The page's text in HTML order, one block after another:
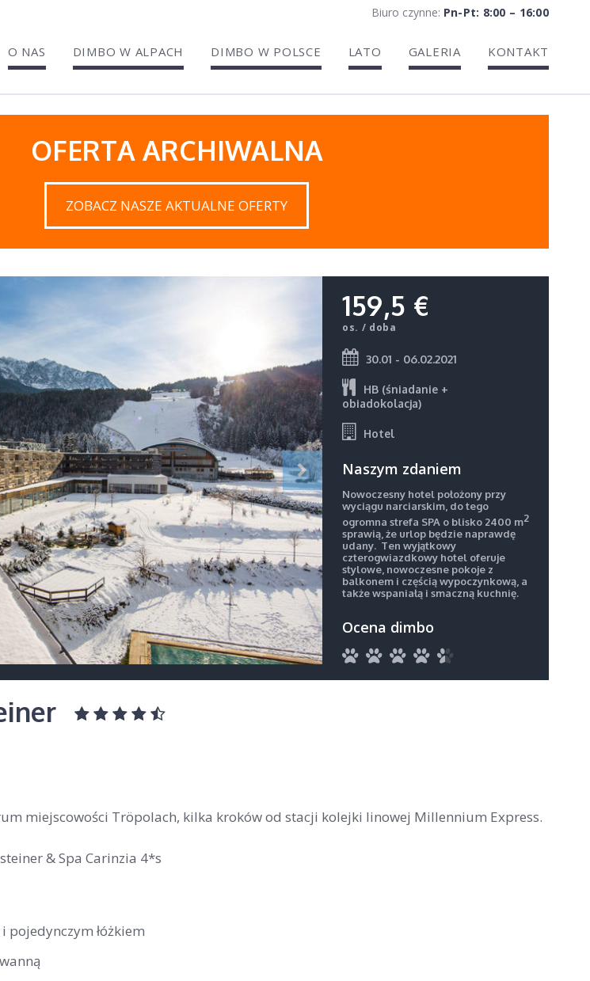
Biuro czynne: Pn-Pt: 8:00 – 16:00
O NAS DIMBO W ALPACH DIMBO W POLSCE LATO GALERIA KONTAKT
OFERTA ARCHIWALNA
ZOBACZ NASZE AKTUALNE OFERTY
159,5 €
os. / doba
30.01 - 06.02.2021
HB (śniadanie +
obiadokolacja)
Hotel
Naszym zdaniem
Nowoczesny hotel położony przy
wyciągu narciarskim, do tego
ogromna strefa SPA o blisko 2400 m2
sprawią, że urlop będzie naprawdę
udany. Ten wyjątkowy
czterogwiazdkowy hotel oferuje
stylowe, nowoczesne pokoje z
balkonem i częścią wypoczynkową, a
także wspaniałą i smaczną kuchnię.
Ocena dimbo
miejscowości Tröpolach, kilka kroków od stacji kolejki linowej Millennium Express.
& Spa Carinzia 4*s
pojedynczym łóżkiem